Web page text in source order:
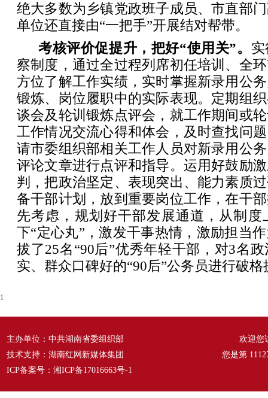
绝大多数为乡镇党政班子成员、市直部
单位还直接由“一把手”开展结对帮带。
考核评价促提升，把好“使用关”。
察制度，通过全过程列席初任培训、全
方位了解工作实绩，实时掌握新录用公
锻炼、岗位履职中的实际表现。定期组
谈会及轮训锻炼点评会，就工作期间或
工作情况交流心得和体会，及时查找问
请市委组织部相关工作人员对新录用公
评论文章进行点评和指导。运用好鼓励
判，把政治坚定、表现突出、能力素质
备干部计划，放到重要岗位工作，在干
先考虑，规划好干部发展通道，从制度
下“定心丸”，激发干事热情，激励担当
拔了25名“90后”优秀年轻干部，对3名
实、群众口碑好的“90后”公务员进行破格
1
主办单位：中共湖南省委组织部
技术支持：湖南红网新媒体集团
ICP备案号： 湘ICP备17016663号-1
欢迎您
您是第